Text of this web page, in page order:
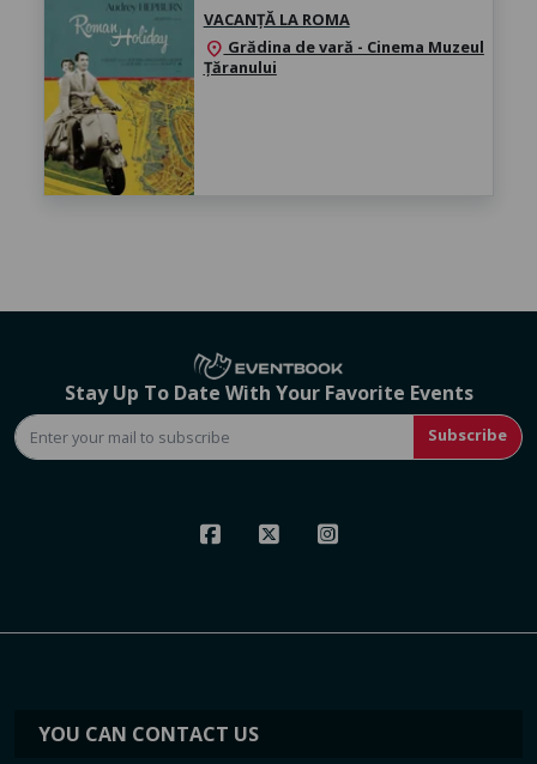
VACANȚĂ LA ROMA
location_on Grădina de vară - Cinema Muzeul
Țăranului
Stay Up To Date With Your Favorite Events
Subscribe
YOU CAN CONTACT US